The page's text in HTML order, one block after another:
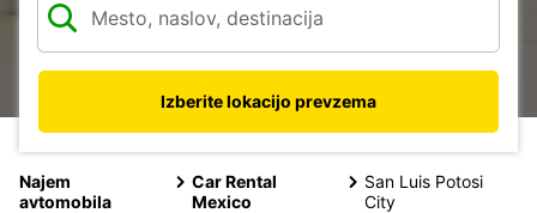
Izberite lokacijo prevzema
Najem
avtomobila
Car Rental
Mexico
San Luis Potosi
City